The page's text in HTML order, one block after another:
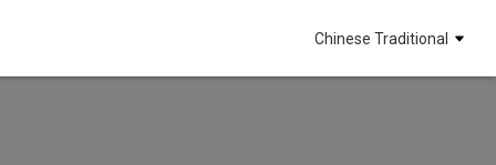
Chinese Traditional